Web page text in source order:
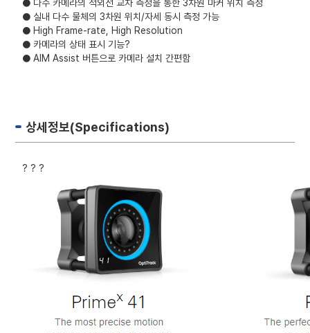
● 다수 카메라의 적외선 교차 측정을 통한 3차원 마커 위치 측정
● 실내 다수 물체의 3차원 위치/자세 동시 측정 가능
● High Frame-rate, High Resolution
● 카메라의 상태 표시 기능?
● AIM Assist 버튼으로 카메라 설치 간편함
상세정보(Specifications)
? ? ?